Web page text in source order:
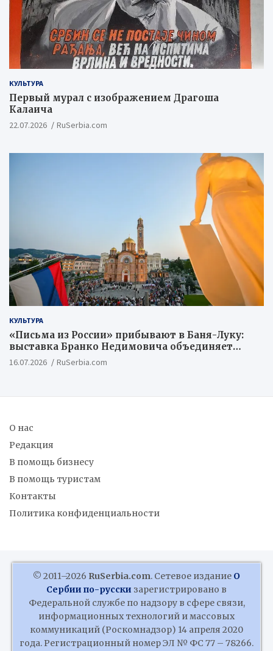
КУЛЬТУРА
Первый мурал с изображением Драгоша
Калаича
22.07.2026 RuSerbia.com
КУЛЬТУРА
«Письма из России» прибывают в Баня-Луку:
выставка Бранко Недимовича объединяет
шестерых художников из Российской
Федерации
16.07.2026 RuSerbia.com
О нас
Редакция
В помощь бизнесу
В помощь туристам
Контакты
Политика конфиденциальности
© 2011–2026 RuSerbia.com. Сетевое издание О
Сербии по-русски зарегистрировано в
Федеральной службе по надзору в сфере связи,
информационных технологий и массовых
коммуникаций (Роскомнадзор) 14 апреля 2020
года. Регистрационный номер ЭЛ № ФС 77 – 78266.